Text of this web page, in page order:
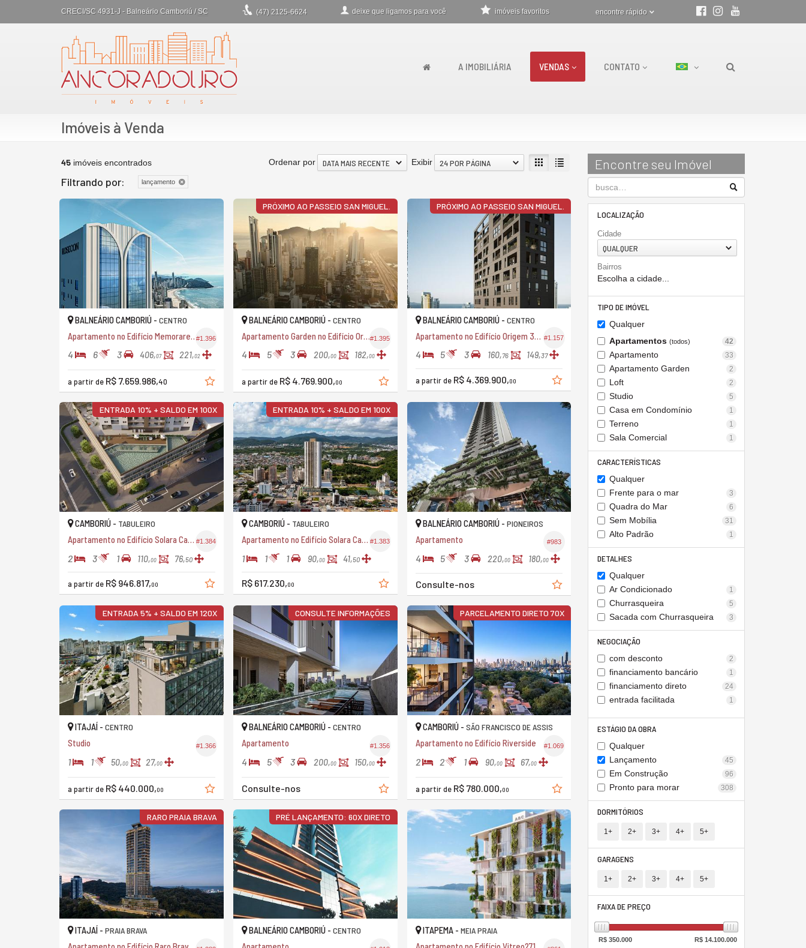
CRECI/SC 4931-J - Balneário Camboriú / SC (47) 2125-6624 deixe que ligamos para você encontre rápido
imóveis favoritos
A IMOBILIÁRIA VENDAS CONTATO
Imóveis à Venda
Encontre seu Imóvel
LOCALIZAÇÃO
Cidade
QUALQUER
Bairros
Escolha a cidade...
TIPO DE IMÓVEL
Qualquer
Apartamentos (todos) 42
Apartamento 33
Apartamento Garden 2
Loft 2
Studio 5
Casa em Condomínio 1
Terreno 1
Sala Comercial 1
CARACTERÍSTICAS
Qualquer
Frente para o mar
3
Quadra do Mar 6
Sem Mobília 31
Alto Padrão 1
DETALHES
Qualquer
Ar Condicionado
1
Churrasqueira 5
Sacada com Churrasqueira 3
NEGOCIAÇÃO
com desconto 2
financiamento bancário 1
financiamento direto 24
entrada facilitada 1
ESTÁGIO DA OBRA
Qualquer
Lançamento
45
Em Construção 96
Pronto para morar 308
DORMITÓRIOS
1+ 2+ 3+ 4+ 5+
GARAGENS
1+ 2+ 3+ 4+ 5+
FAIXA DE PREÇO
R$ 350.000 R$14.100.000
45 imóveis encontrados Exibir 24 POR PÁGINA
Ordenar por DATA MAIS RECENTE
Filtrando por: lançamento
#1.396
BALNEÁRIO CAMBORIÚ - CENTRO
Apartamento no Edifício Memorare Apartments
4 6 3 406,07 221,02
a partir de R$ 7.659.986,40
PRÓXIMO AO PASSEIO SAN MIGUEL.
#1.395
BALNEÁRIO CAMBORIÚ - CENTRO
Apartamento Garden no Edifício Origem 3300
4 5 3 200,00 182,00
a partir de R$ 4.769.900,00
PRÓXIMO AO PASSEIO SAN MIGUEL.
#1.157
BALNEÁRIO CAMBORIÚ - CENTRO
Apartamento no Edifício Origem 3300
4 5 3 160,76 149,37
a partir de R$ 4.369.900,00
ENTRADA 10% + SALDO EM 100X
#1.384
CAMBORIÚ - TABULEIRO
Apartamento no Edifício Solara Camboriú
2 3 1 110,00 76,50
a partir de R$ 946.817,00
ENTRADA 10% + SALDO EM 100X
#1.383
CAMBORIÚ - TABULEIRO
Apartamento no Edifício Solara Camboriú
1 1 1 90,00 41,50
R$ 617.230,00
#983
BALNEÁRIO CAMBORIÚ - PIONEIROS
Apartamento
4 5 3 220,00 180,00
Consulte-nos
ENTRADA 5% + SALDO EM 120X
#1.366
ITAJAÍ - CENTRO
Studio
1 1 50,00 27,00
a partir de R$ 440.000,00
CONSULTE INFORMAÇÕES
#1.356
BALNEÁRIO CAMBORIÚ - CENTRO
Apartamento
4 5 3 200,00 150,00
Consulte-nos
PARCELAMENTO DIRETO 70X
#1.069
CAMBORIÚ - SÃO FRANCISCO DE ASSIS
Apartamento no Edifício Riverside
2 2 1 90,00 67,00
a partir de R$ 780.000,00
RARO PRAIA BRAVA
ITAJAÍ - PRAIA BRAVA
PRÉ LANÇAMENTO: 60X DIRETO
BALNEÁRIO CAMBORIÚ - CENTRO ITAPEMA - MEIA PRAIA